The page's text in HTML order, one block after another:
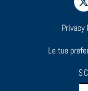
Privacy
Le tue